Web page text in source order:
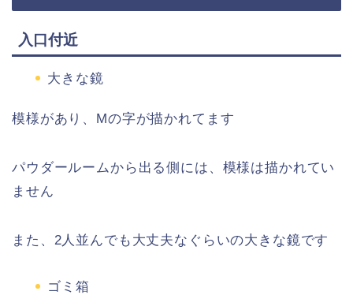
入口付近
大きな鏡
模様があり、Mの字が描かれてます
パウダールームから出る側には、模様は描かれてい
ません
また、2人並んでも大丈夫なぐらいの大きな鏡です
ゴミ箱